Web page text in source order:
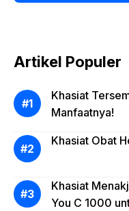
Artikel Populer
Khasiat
Manfaatnya!
Khasiat Obat
Khasiat
You C 1000